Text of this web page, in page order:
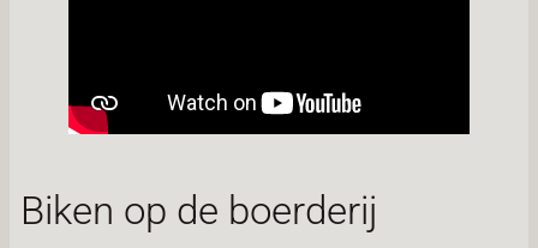
Biken op de boerderij